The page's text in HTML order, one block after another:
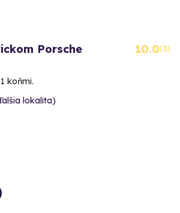
Porsche
10.0(3)
koňmi.
lokalita)